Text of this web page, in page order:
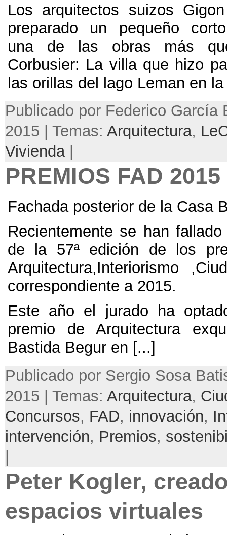
Los arquitectos suizos
preparado un pequeño
una de las obras más
Corbusier: La villa que hizo
las orillas del lago Leman en
Publicado por Federico García
2015 | Temas: Arquitectura,
Vivienda|
PREMIOS FAD 2015
Fachada posterior de la Casa
Recientemente se han
de la 57ª edición de los
Arquitectura,Interiorismo
correspondiente a 2015.
Este año el jurado ha
premio de Arquitectura
Bastida Begur en [...]
Publicado por Sergio Sosa
2015 | Temas: Arquitectura,
Concursos, FAD, innovación,
intervención, Premios,
|
Peter Kogler,
espacios virtuales